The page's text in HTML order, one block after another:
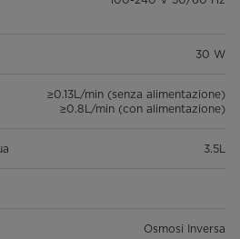
30 W
≥0.13L/min (senza alimentazione)
≥0.8L/min (con alimentazione)
3.5L
Osmosi Inversa